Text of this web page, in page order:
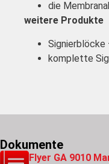
die
weitere Produkte
Signierblöcke
komplette
Dokumente
Flyer GA 9010